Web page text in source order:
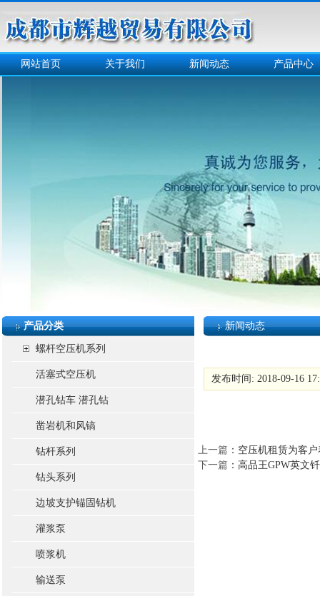
网站首页 关于我们 新闻动态 产品中心
产品分类
螺杆空压机系列
活塞式空压机
潜孔钻车 潜孔钻
凿岩机和风镐
钻杆系列
钻头系列
边坡支护锚固钻机
灌浆泵
喷浆机
输送泵
新闻动态
发布时间: 2018-09-16
上一篇 ： 空压机租赁为客户
下一篇 ： 高品王GPW英文